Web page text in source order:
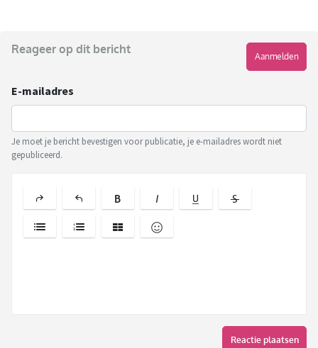
Reageer op dit bericht
Aanmelden
E-mailadres
Je moet je bericht bevestigen voor publicatie, je e-mailadres wordt niet
gepubliceerd.
Reactie plaatsen